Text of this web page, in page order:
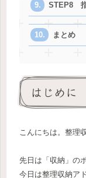
STEP8
まとめ
はじめに
こんにちは。整理
先日は「収納」の
今日は整理収納ア